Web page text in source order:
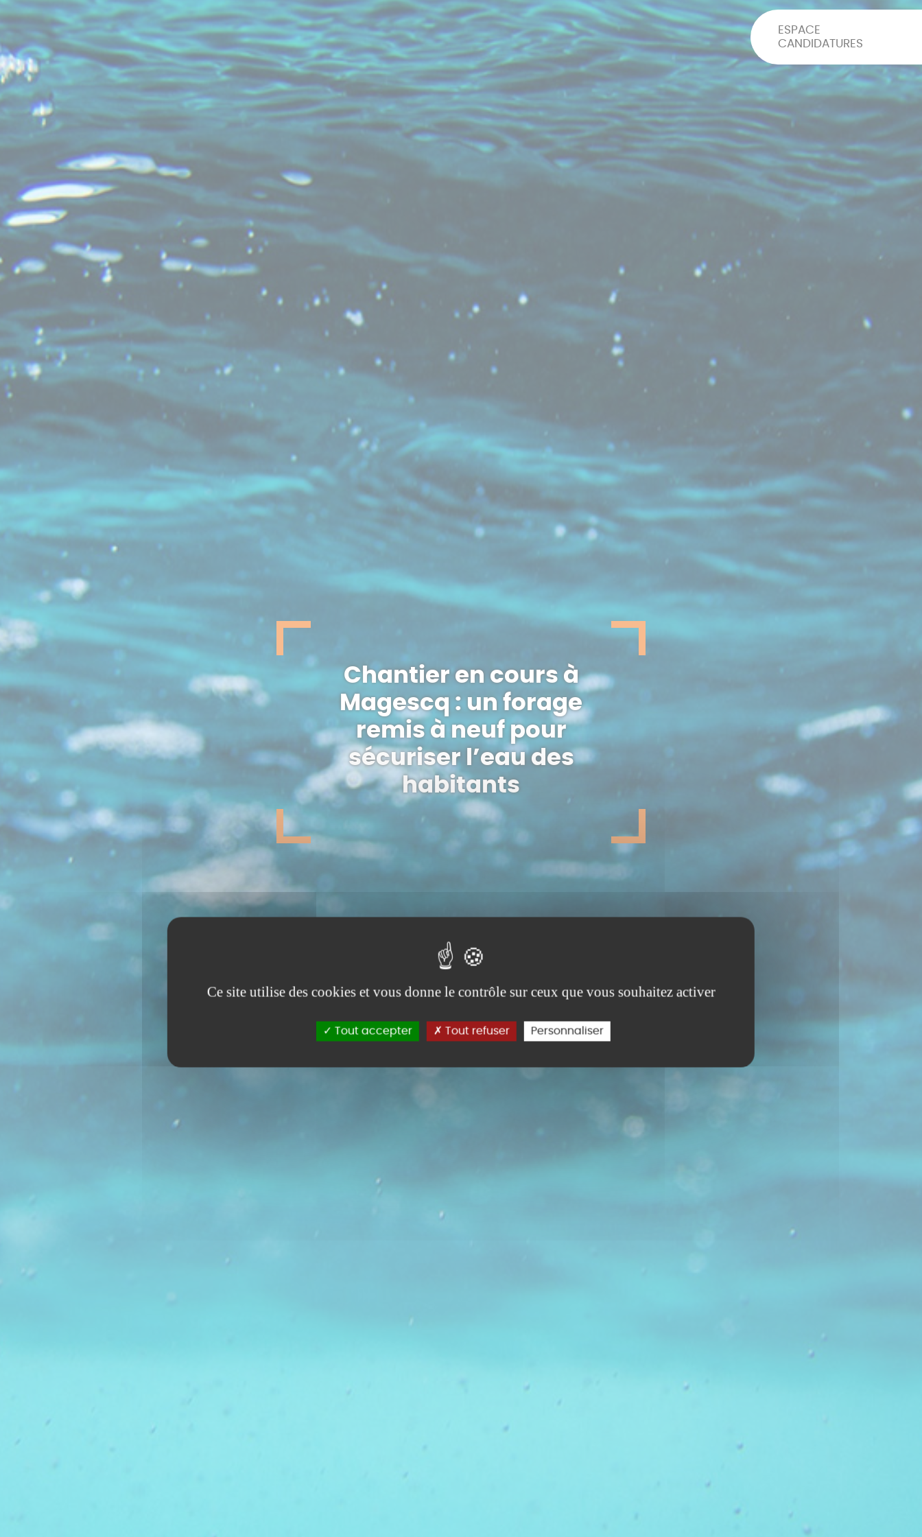
Ce site utilise des cookies et vous donne le contrôle sur ceux que vous souhaitez activer
Tout accepter Tout refuser Personnaliser
Chantier en cours à
Magescq : un forage
remis à neuf pour
sécuriser l’eau des
habitants
ESPACE
CANDIDATURES